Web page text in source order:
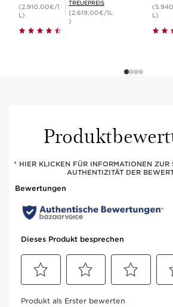
(2.910,00€/1
L)
TREUEPREIS
(2.619,00€/1L
)
L)
* HIER KLICKEN FÜR INFORMATIONEN ZUR
AUTHENTIZITÄT DER